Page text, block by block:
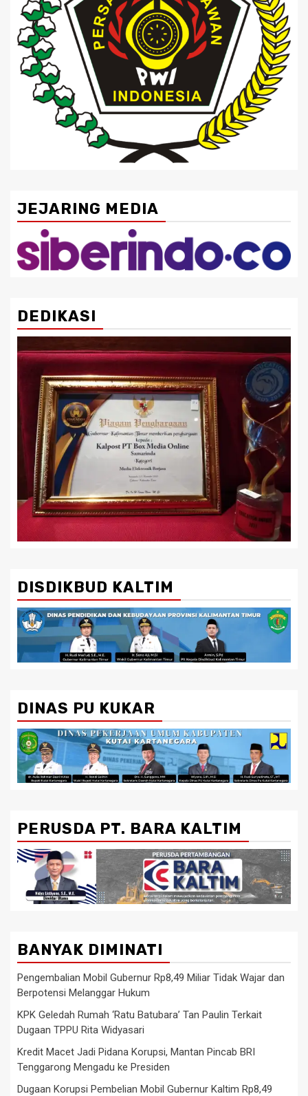
JEJARING MEDIA
DEDIKASI
DISDIKBUD KALTIM
DINAS PU KUKAR
PERUSDA PT. BARA KALTIM
BANYAK DIMINATI
Pengembalian Mobil Gubernur Rp8,49 Miliar Tidak Wajar dan
Berpotensi Melanggar Hukum
KPK Geledah Rumah ‘Ratu Batubara’ Tan Paulin Terkait
Dugaan TPPU Rita Widyasari
Kredit Macet Jadi Pidana Korupsi, Mantan Pincab BRI
Tenggarong Mengadu ke Presiden
Dugaan Korupsi Pembelian Mobil Gubernur Kaltim Rp8,49